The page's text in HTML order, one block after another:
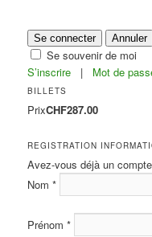
Se connecter Annuler
Se souvenir de moi
S’inscrire
| Mot de
BILLETS
PrixCHF287.00
REGISTRATION
Avez-vous déjà un
Nom*
Prénom*